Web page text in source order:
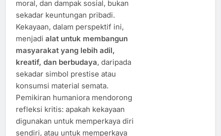
moral, dan dampak sosial, bukan
sekadar keuntungan pribadi.
Kekayaan, dalam perspektif ini,
menjadi alat untuk membangun
masyarakat yang lebih adil,
kreatif, dan berbudaya, daripada
sekadar simbol prestise atau
konsumsi material semata.
Pemikiran humaniora mendorong
refleksi kritis: apakah kekayaan
digunakan untuk memperkaya diri
sendiri, atau untuk memperkaya